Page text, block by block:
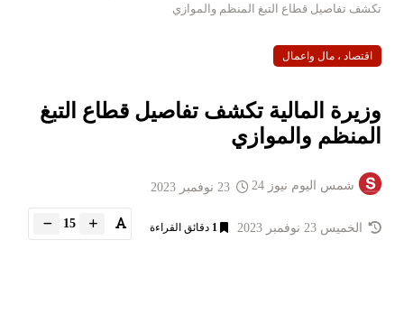
تكشف تفاصيل قطاع التبغ المنظم والموازي
اقتصاد ، مال واعمال
وزيرة المالية تكشف تفاصيل قطاع التبغ
المنظم والموازي
شمس اليوم نيوز 24
الخميس 23 نوفمبر 2023 1 دقائق القراءة 15